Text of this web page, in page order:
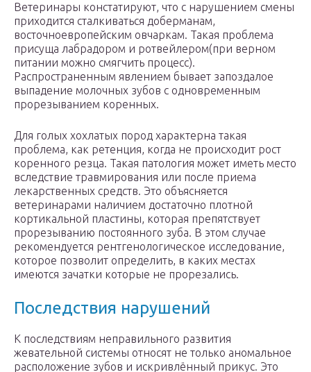
Ветеринары констатируют, что с нарушением смены
приходится сталкиваться доберманам,
восточноевропейским овчаркам. Такая проблема
присуща лабрадором и ротвейлером(при верном
питании можно смягчить процесс).
Распространенным явлением бывает запоздалое
выпадение молочных зубов с одновременным
прорезыванием коренных.
Для голых хохлатых пород характерна такая
проблема, как ретенция, когда не происходит рост
коренного резца. Такая патология может иметь место
вследствие травмирования или после приема
лекарственных средств. Это объясняется
ветеринарами наличием достаточно плотной
кортикальной пластины, которая препятствует
прорезыванию постоянного зуба. В этом случае
рекомендуется рентгенологическое исследование,
которое позволит определить, в каких местах
имеются зачатки которые не прорезались.
Последствия нарушений
К последствиям неправильного развития
жевательной системы относят не только аномальное
расположение зубов и искривлённый прикус. Это